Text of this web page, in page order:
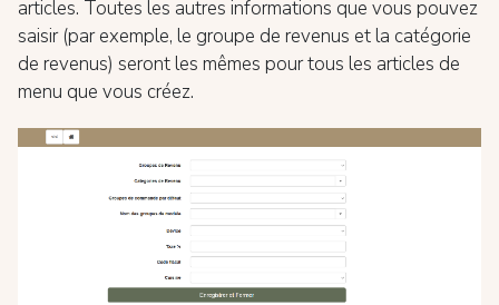
articles. Toutes les autres informations que vous pouvez
saisir (par exemple, le groupe de revenus et la catégorie
de revenus) seront les mêmes pour tous les articles de
menu que vous créez.